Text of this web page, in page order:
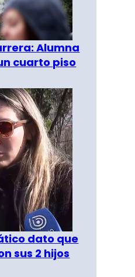
Alumna
cuarto piso
dato que
sus 2 hijos